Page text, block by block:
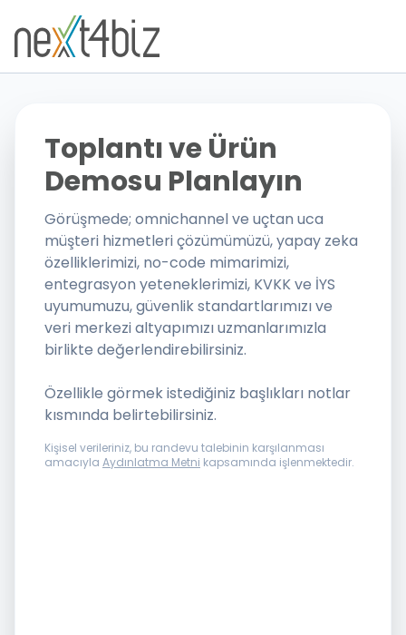
Toplantı ve Ürün
Demosu Planlayın
Görüşmede; omnichannel ve uçtan uca
müşteri hizmetleri çözümümüzü, yapay zeka
özelliklerimizi, no-code mimarimizi,
entegrasyon yeteneklerimizi, KVKK ve İYS
uyumumuzu, güvenlik standartlarımızı ve
veri merkezi altyapımızı uzmanlarımızla
birlikte değerlendirebilirsiniz.
Özellikle görmek istediğiniz başlıkları notlar
kısmında belirtebilirsiniz.
Kişisel verileriniz, bu randevu talebinin karşılanması
amacıyla Aydınlatma Metni kapsamında işlenmektedir.